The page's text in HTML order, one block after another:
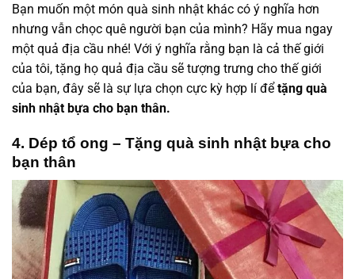
Bạn muốn một món quà sinh nhật khác có ý nghĩa hơn
nhưng vẫn chọc quê người bạn của mình? Hãy mua ngay
một quả địa cầu nhé! Với ý nghĩa rằng bạn là cả thế giới
của tôi, tặng họ quả địa cầu sẽ tượng trưng cho thế giới
của bạn, đây sẽ là sự lựa chọn cực kỳ hợp lí đểtặng quà
sinh nhật bựa cho bạn thân.
4. Dép tổ ong – Tặng quà sinh nhật bựa cho
bạn thân